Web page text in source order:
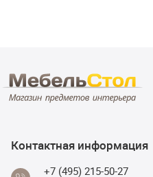
Контактная информация
+7 (495) 215-50-27